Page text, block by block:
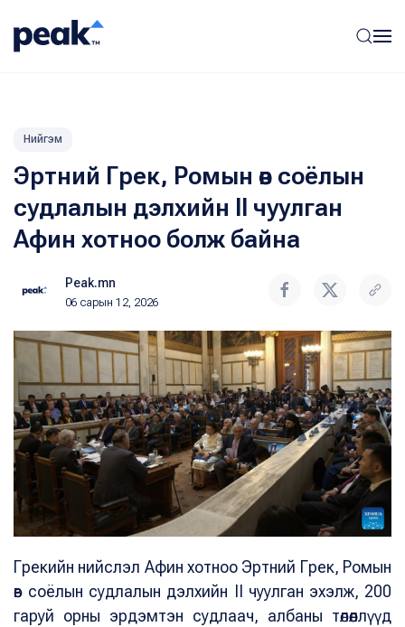
Нийгэм
Эртний Грек, Ромын өв соёлын
судлалын дэлхийн II чуулган
Афин хотноо болж байна
Peak.mn
06 сарын 12, 2026
Грекийн нийслэл Афин хотноо Эртний Грек, Ромын
өв соёлын судлалын дэлхийн II чуулган эхэлж, 200
гаруй орны эрдэмтэн судлаач, албаны төлөөллүүд